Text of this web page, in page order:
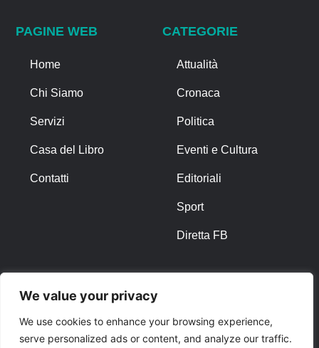
We value your privacy
We use cookies to enhance your browsing experience,
serve personalized ads or content, and analyze our traffic.
PAGINE WEB
Home
Chi Siamo
Servizi
Casa del Libro
Contatti
CATEGORIE
Attualità
Cronaca
Politica
Eventi e Cultura
Editoriali
Sport
Diretta FB
Privacy Policy